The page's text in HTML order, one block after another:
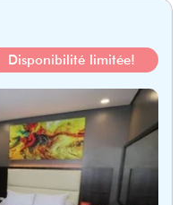
Disponibilité limitée!